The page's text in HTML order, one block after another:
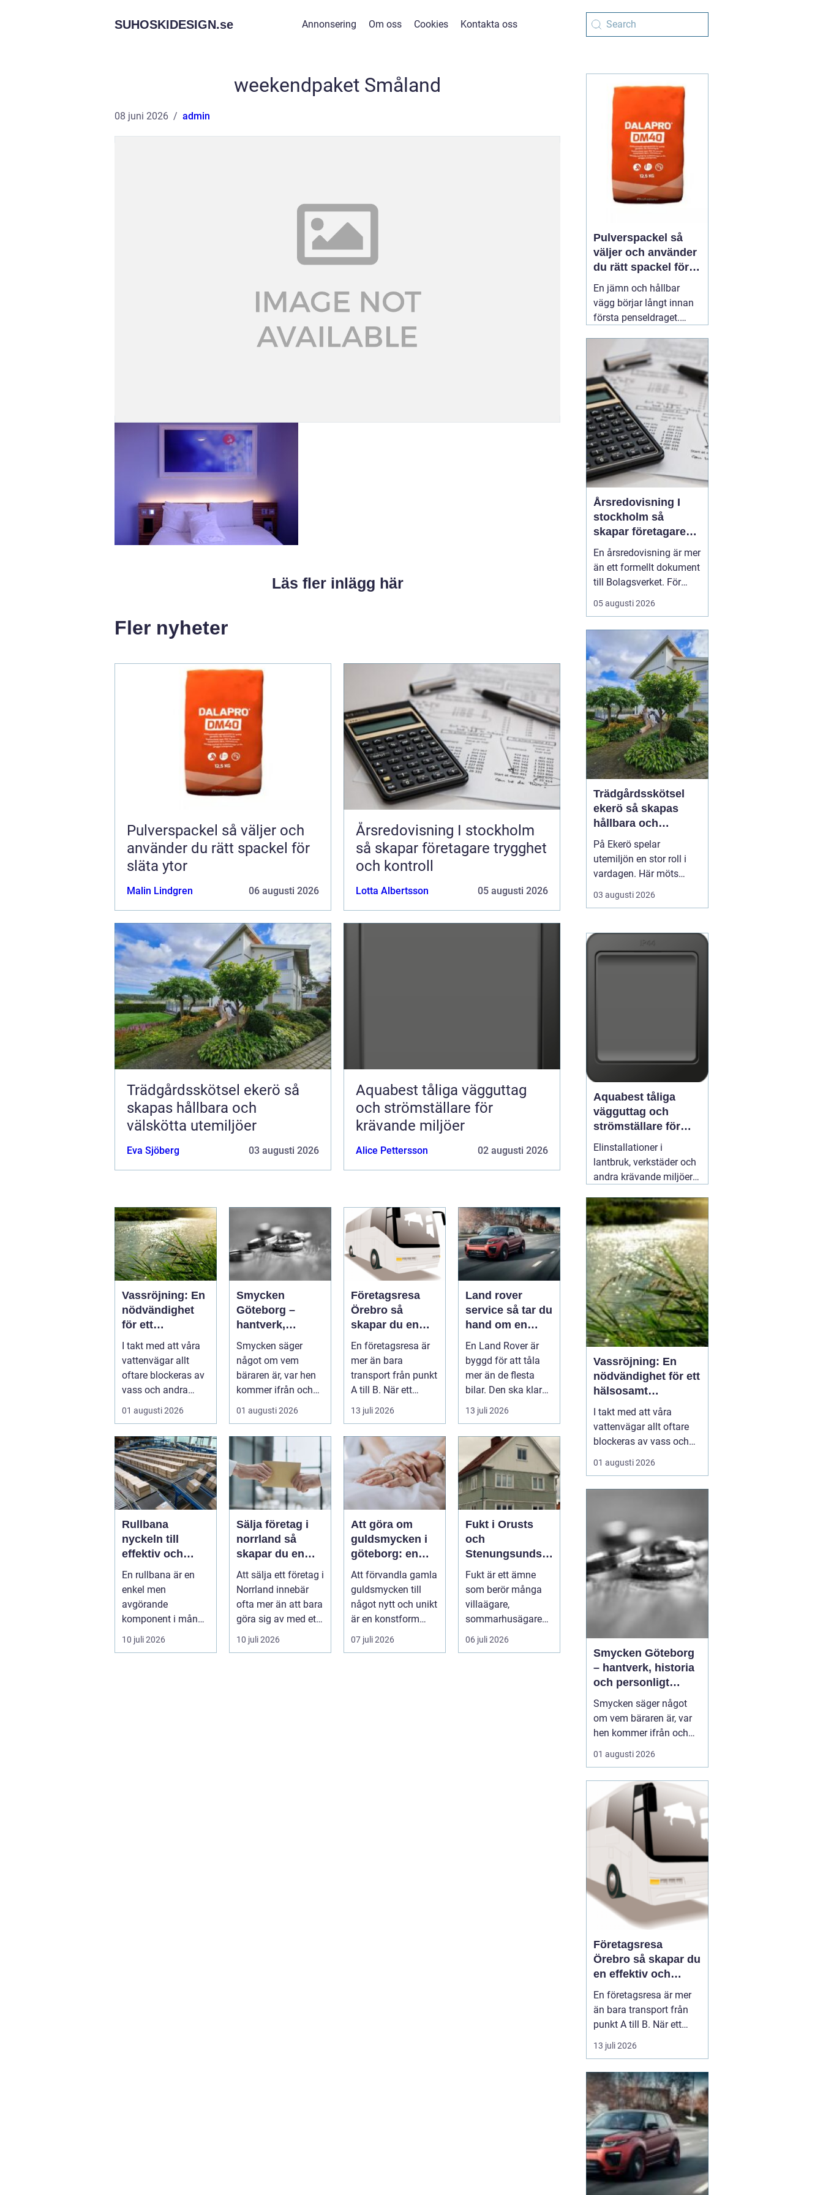
SUHOSKIDESIGN.se Annonsering Om oss Cookies Kontakta oss
weekendpaket Småland
08 juni 2026 admin
Läs fler inlägg här
Fler nyheter
Pulverspackel så väljer och
använder du rätt spackel för
släta ytor
Malin Lindgren 06 augusti 2026
Årsredovisning I stockholm
så skapar företagare trygghet
och kontroll
Lotta Albertsson 05 augusti 2026
Trädgårdsskötsel ekerö så
skapas hållbara och
välskötta utemiljöer
Eva Sjöberg 03 augusti 2026
Aquabest tåliga vägguttag
och strömställare för
krävande miljöer
Alice Pettersson 02 augusti 2026
Vassröjning: En
nödvändighet
för ett
hälsosamt
vattenlandskap
I takt med att våra
vattenvägar allt
oftare blockeras av
vass och andra
vattenväxter...
01 augusti 2026
Smycken
Göteborg –
hantverk,
historia och
personligt
uttryck
Smycken säger
något om vem
bäraren är, var hen
kommer ifrån och
vad som &...
01 augusti 2026
Företagsresa
Örebro så
skapar du en
effektiv och
minnesvärd resa
En företagsresa är
mer än bara
transport från punkt
A till B. När ett
företag planerar en
resa för m...
13 juli 2026
Land rover
service så tar du
hand om en
modern
klassiker
En Land Rover är
byggd för att tåla
mer än de flesta
bilar. Den ska klara
motorväg,
stadstrafik, gru...
13 juli 2026
Rullbana
nyckeln till
effektiv och
säker hantering
av gods
En rullbana är en
enkel men
avgörande
komponent i många
moderna
verksamheter. Den
10 juli 2026
Sälja företag i
norrland så
skapar du en
trygg affär från
start till mål
Att sälja ett företag i
Norrland innebär
ofta mer än att bara
göra sig av med ett
bolag. För många
ä...
10 juli 2026
Att göra om
guldsmycken i
göteborg: en
konst att förnya
det gamla
Att förvandla gamla
guldsmycken till
något nytt och unikt
är en konstform
som kombinerar
traditionel...
07 juli 2026
Fukt i Orusts
och
Stenungsunds
hus: Så
upptäcker och
åtgärdar du
problemet
Fukt är ett ämne
som berör många
villaägare,
sommarhusägare
och bosta...
06 juli 2026
Pulverspackel så
väljer och använder
du rätt spackel för
släta ytor
En jämn och hållbar
vägg börjar långt innan
första penseldraget.
en avgörande roll för
slutresultatet, både när
det gäller utseende och
livslängd. Många
yrkesmålare och
avancerade gör-det-
självare06 augusti 2026
Årsredovisning I
stockholm så
skapar företagare
trygghet och
kontroll
En årsredovisning är mer
än ett formellt dokument
till Bolagsverket. För
många företagare i
Stockholm är den ett
ett underlag för nya
beslut och ett krav som
måste bli rätt från
början. När tidsbrist,
regelverk och osäkerhet
...
05 augusti 2026
Trädgårdsskötsel
ekerö så skapas
hållbara och
välskötta utemiljöer
På Ekerö spelar
utemiljön en stor roll i
vardagen. Här möts
natur, vatten och
bebyggelse på ett sätt
innergårdar och
viktiga för trivseln. När
03 augusti 2026
Aquabest tåliga
vägguttag och
strömställare för
krävande miljöer
Elinstallationer i
lantbruk, verkstäder och
andra krävande miljöer
i ett vanligt bostadsrum.
Fukt, damm, spån och
mekaniskt slitage kan
snabbt skapa problem
om komponenterna inte
är rätt valda.02 augusti
2026
Vassröjning: En
nödvändighet för ett
hälsosamt
vattenlandskap
I takt med att våra
vattenvägar allt oftare
blockeras av vass och
andra vattenväxter, ökar
också behovet av
praktiska lösningarna är
vass...
01 augusti 2026
Smycken Göteborg
– hantverk, historia
och personligt
uttryck
Smycken säger något
om vem bäraren är, var
hen kommer ifrån och
vad som är viktigt i livet.
I en stad som Göteborg,
hamnstadens råa
historia och moderna
kreativitet, blir smycken
ofta en...
01 augusti 2026
Företagsresa
Örebro så skapar du
en effektiv och
minnesvärd resa
En företagsresa är mer
än bara transport från
punkt A till B. När ett
företag planerar en resa
för medarbetare eller
att bygga relationer,
stärka varumärket och
använda tiden på resan
på ett klokt sätt. När
startpunkten är Örebr...
13 juli 2026